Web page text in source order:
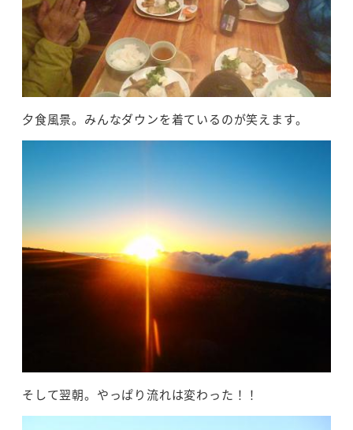
夕食風景。みんなダウンを着ているのが笑えます。
そして翌朝。やっぱり流れは変わった！！